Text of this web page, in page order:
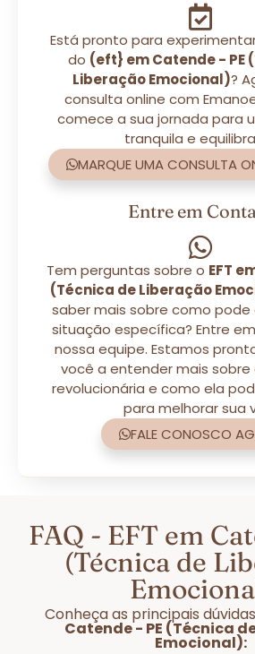
Está pronto para
do (eft} em Catende - PE
Liberação Emocional)?
consulta online com
comece a sua jornada para
tranquila e
MARQUE UMA CONSULTA
Entre em
Tem perguntas sobre o EFT
(Técnica de Liberação
saber mais sobre como pode
situação específica? Entre
nossa equipe. Estamos
você a entender mais
revolucionária e como ela
para melhorar sua
FALE CONOSCO
FAQ - EFT em
(Técnica de
Conheça as principais
Catende - PE (Técnica
Emocional):